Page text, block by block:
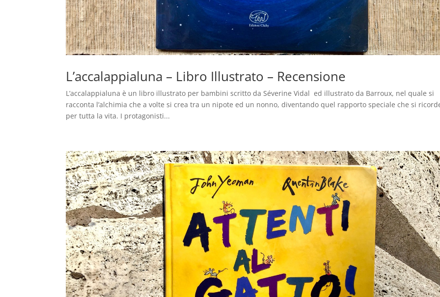
L’accalappialuna – Libro Illustrato – Recensione
L’accalappialuna è un libro illustrato per bambini scritto da Séverine Vidal ed illustrato da Barroux, nel quale si
racconta l’alchimia che a volte si crea tra un nipote ed un nonno, diventando quel rapporto speciale che si
per tutta la vita. I protagonisti...